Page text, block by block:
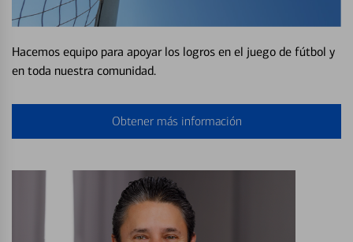
Hacemos equipo para apoyar los logros en el juego de fútbol y
en toda nuestra comunidad.
Obtener más información